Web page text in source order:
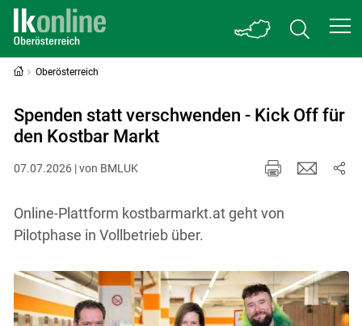
Oberösterreich
Spenden statt verschwenden - Kick Off für
den Kostbar Markt
07.07.2026 | von BMLUK
Online-Plattform kostbarmarkt.at geht von
Pilotphase in Vollbetrieb über.